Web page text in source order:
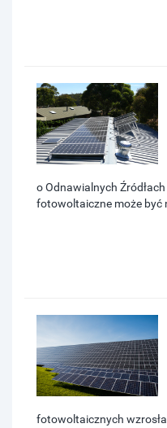
o Odnawialnych
fotowoltaiczne może być
fotowoltaicznych